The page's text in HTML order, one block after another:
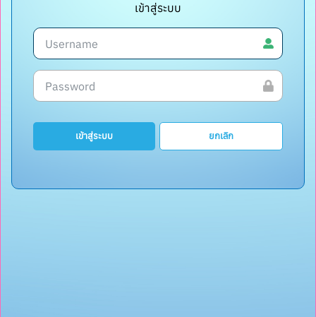
เข้าสู่ระบบ
เข้าสู่ระบบ ยกเลิก